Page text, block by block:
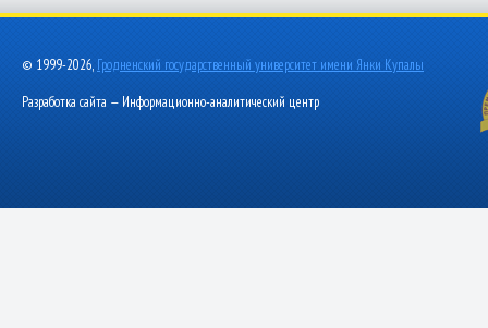
© 1999-2026, Гродненский государственный университет имени Янки Купалы
Разработка сайта — Информационно-аналитический центр